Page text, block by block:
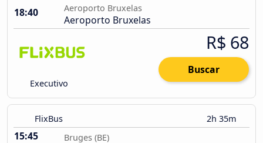
18:40
Aeroporto Bruxelas
Aeroporto Bruxelas
Executivo
R$ 68
Buscar
FlixBus 2h 35m
15:45 Bruges (BE)